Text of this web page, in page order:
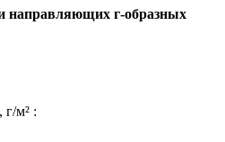
направляющих г-образных
г/м² :